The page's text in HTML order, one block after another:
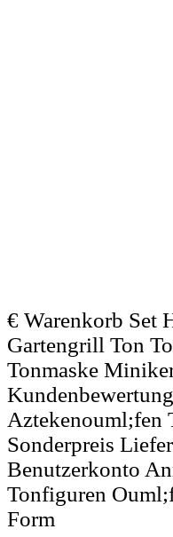
€ Warenkorb Set
Gartengrill Ton
Tonmaske
Aztekenouml;fen
Sonderpreis
Benutzerkonto
Tonfiguren
Form